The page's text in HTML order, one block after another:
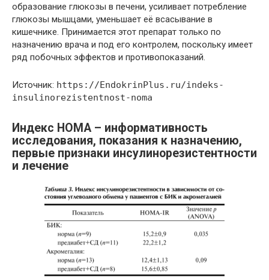
образование глюкозы в печени, усиливает потребление
глюкозы мышцами, уменьшает её всасывание в
кишечнике. Принимается этот препарат только по
назначению врача и под его контролем, поскольку имеет
ряд побочных эффектов и противопоказаний.
Источник: https://EndokrinPlus.ru/indeks-
insulinorezistentnost-noma
Индекс HOMA – информативность
исследования, показания к назначению,
первые признаки инсулинорезистентности
и лечение